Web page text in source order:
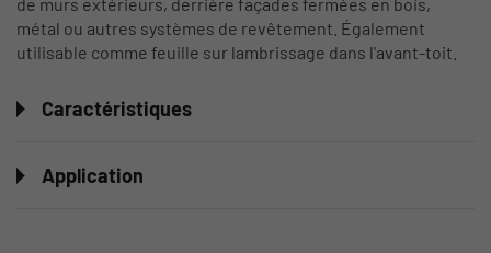
métal ou autres systèmes de revêtement. Également
utilisable comme feuille sur lambrissage dans l'avant-toit.
Caractéristiques
Application